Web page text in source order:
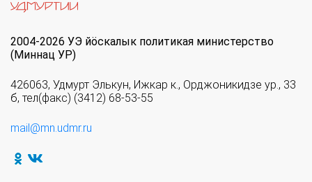
2004-2026 УЭ йöскалык политикая министерство
(Миннац УР)
426063, Удмурт Элькун, Ижкар к., Орджоникидзе ур., 33
б, тел(факс) (3412) 68-53-55
mail@mn.udmr.ru